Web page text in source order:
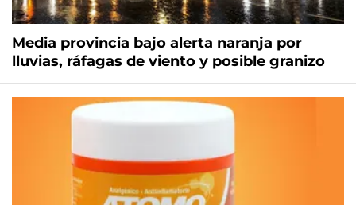
Media provincia bajo alerta naranja por
lluvias, ráfagas de viento y posible granizo